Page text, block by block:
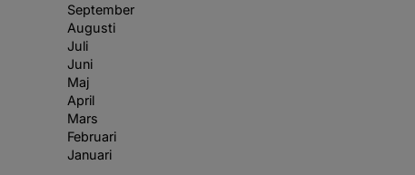
September
Augusti
Juli
Juni
Maj
April
Mars
Februari
Januari